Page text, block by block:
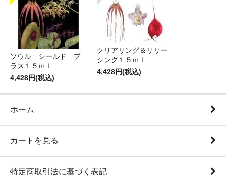
ソウル シールド プ
ラス１５ｍｌ
4,428円(税込)
クリアリング＆リリー
シング１５ｍｌ
4,428円(税込)
ホーム
カートを見る
特定商取引法に基づく表記